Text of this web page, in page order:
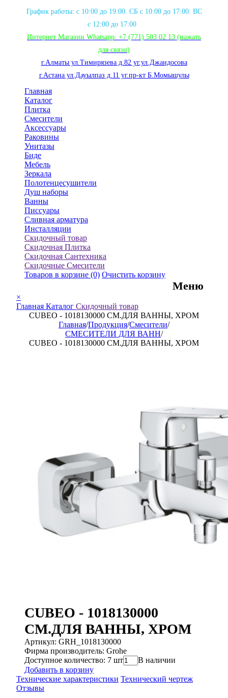
График работы: с 10:00 до 19:00. СБ с 10:00 до 17:00. ВС
с 12:00 до 17:00
Интернет Магазин Whatsapp: +7 (771) 503 02 13 (нажать
для связи)
г.Алматы ул.Тимирязева д.82 уг.ул.Джандосова
г.Астана ул.Дауылпаз д.11 уг.пр-кт Б.Момышулы
Главная
Каталог
Плитка
Смесители
Аксессуары
Раковины
Унитазы
Биде
Мебель
Зеркала
Полотенцесушители
Душ наборы
Ванны
Писсуары
Сливная арматура
Инсталляции
Скидочный товар
Скидочная Плитка
Скидочная Сантехника
Скидочные Смесители
Товаров в корзине (0) Очистить корзину
Меню
×
Главная Каталог Скидочный товар
CUBEO - 1018130000 СМ.ДЛЯ ВАННЫ, ХРОМ
Главная/Продукция/Смесители/
СМЕСИТЕЛИ ДЛЯ ВАНН/
CUBEO - 1018130000 СМ.ДЛЯ ВАННЫ, ХРОМ
CUBEO - 1018130000
СМ.ДЛЯ ВАННЫ, ХРОМ
Артикул: GRH_1018130000
Фирма производитель: Grohe
Доступное количество: 7 шт
В наличии
Добавить в корзину
Технические характеристики Технический чертеж
Отзывы